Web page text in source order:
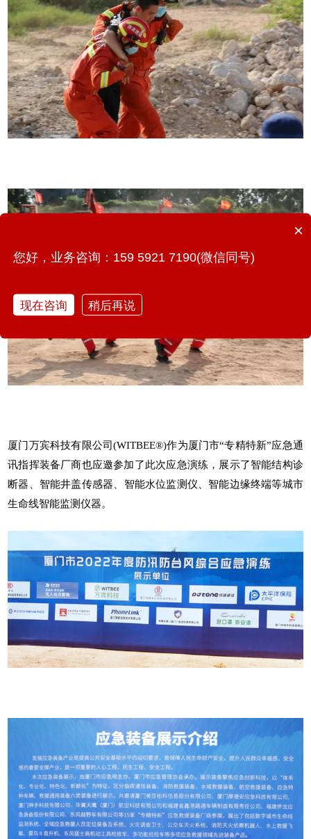
厦门 万宾科技有限公司(WITBEE®)作为厦门市“专精特新”应急通
讯指挥装备厂商也应邀参加了此次应急演练，展示了智能结构诊
断器 、 智能井盖传感器、智能水位监测仪、智能边缘终端等城市
生命线智能监测仪器。
×
您好，业务咨询：159 5921 7190(微信同号)
现在咨询 稍后再说